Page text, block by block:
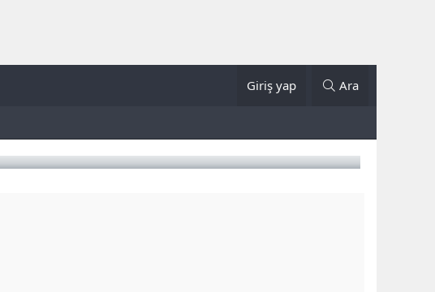
Giriş yap Ara